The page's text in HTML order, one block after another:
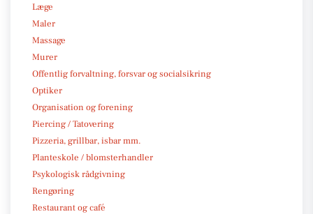
Læge
Maler
Massage
Murer
Offentlig forvaltning, forsvar og socialsikring
Optiker
Organisation og forening
Piercing / Tatovering
Pizzeria, grillbar, isbar mm.
Planteskole / blomsterhandler
Psykologisk rådgivning
Rengøring
Restaurant og café